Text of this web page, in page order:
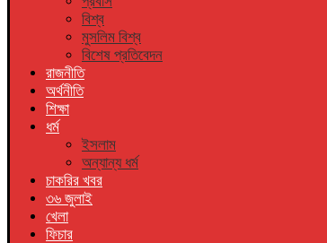
বিশ্ব
মুসলিম বিশ্ব
বিশেষ প্রতিবেদন
রাজনীতি
অর্থনীতি
শিক্ষা
ধর্ম
ইসলাম
অন্যান্য ধর্ম
চাকরির খবর
৩৬ জুলাই
খেলা
ফিচার